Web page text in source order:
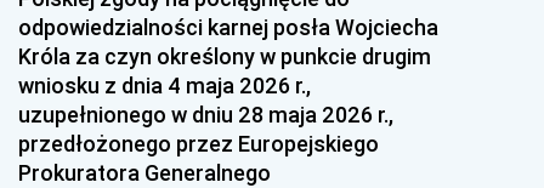
1948 1947
1939 1938 1937
1936 1930
odpowiedzialności karnej posła Wojciecha
Króla za czyn określony w punkcie drugim
wniosku z dnia 4 maja 2026 r.,
uzupełnionego w dniu 28 maja 2026 r.,
przedłożonego przez Europejskiego
Prokuratora Generalnego